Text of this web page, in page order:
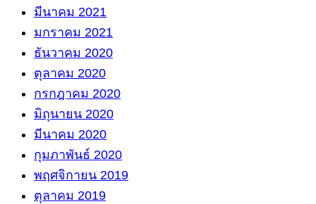
มีนาคม 2021
มกราคม 2021
ธันวาคม 2020
ตุลาคม 2020
กรกฎาคม 2020
มิถุนายน 2020
มีนาคม 2020
กุมภาพันธ์ 2020
พฤศจิกายน 2019
ตุลาคม 2019